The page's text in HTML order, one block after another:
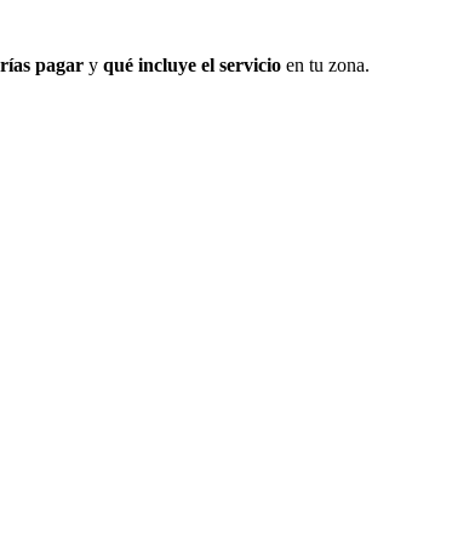
pagar y qué incluye el servicio en tu zona.